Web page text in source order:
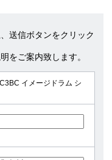
送信ボタンをクリック
をご案内致します。
イメージドラム シ